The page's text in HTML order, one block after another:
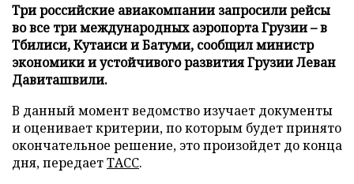
Три российские авиакомпании запросили рейсы
во все три международных аэропорта Грузии – в
Тбилиси, Кутаиси и Батуми, сообщил министр
экономики и устойчивого развития Грузии Леван
Давиташвили.
В данный момент ведомство изучает документы
и оценивает критерии, по которым будет принято
окончательное решение, это произойдет до конца
дня, передаетТАСС.